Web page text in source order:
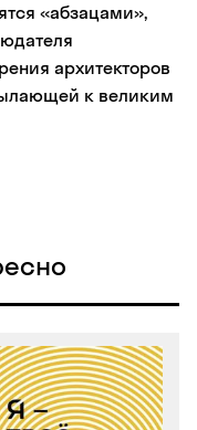
«абзацами»,
архитекторов
к великим